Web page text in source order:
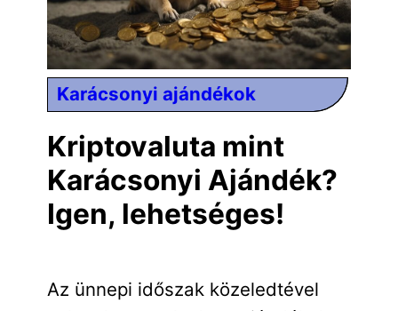
Karácsonyi ajándékok
Kriptovaluta mint
Karácsonyi Ajándék?
Igen, lehetséges!
Az ünnepi időszak közeledtével